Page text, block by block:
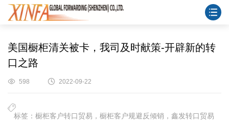
美国橱柜清关被卡，我司及时献策-开辟新的转
口之路
598 2022-09-22
标签：橱柜客户转口贸易，橱柜客户规避反倾销，鑫发转口贸易